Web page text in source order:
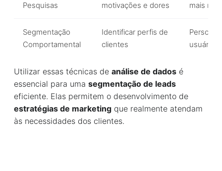
Pesquisas
motivações e dores
mais
Segmentação
Comportamental
Identificar perfis de
clientes
usuário
Utilizar essas técnicas de análise de dados é
essencial para uma segmentação de leads
eficiente. Elas permitem o desenvolvimento de
estratégias de marketing que realmente atendam
às necessidades dos clientes.